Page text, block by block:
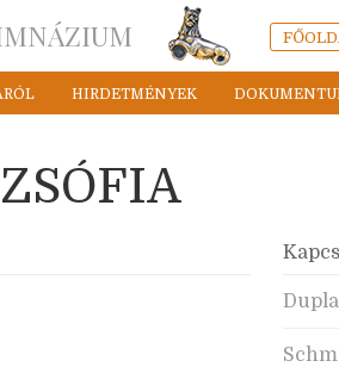
HIRDETMÉNYEK